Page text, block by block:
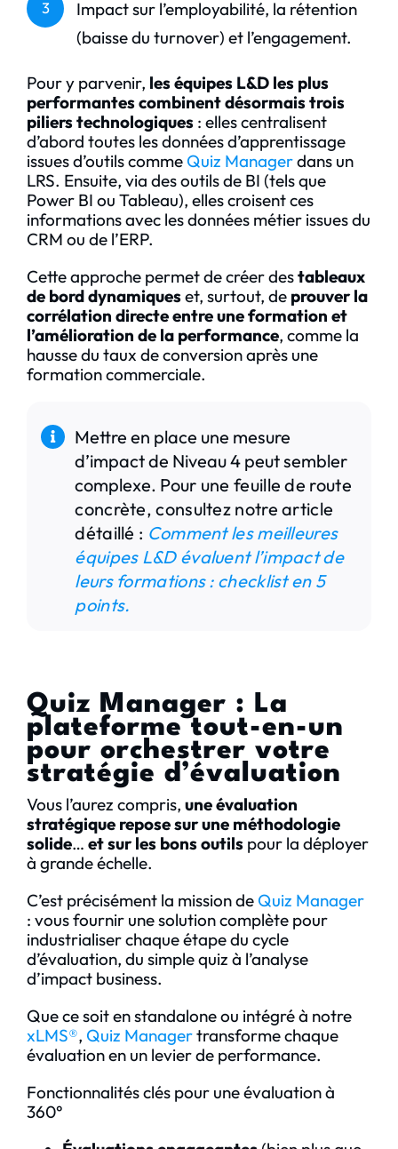
3
Impact sur l’employabilité, la rétention
(baisse du turnover) et l’engagement.
Pour y parvenir, les équipes L&D les plus
performantes combinent désormais trois
piliers technologiques: elles centralisent
d’abord toutes les données d’apprentissage
issues d’outils comme Quiz Managerdans un
LRS. Ensuite, via des outils de BI (tels que
Power BI ou Tableau), elles croisent ces
informations avec les données métier issues du
CRM ou de l’ERP.
Cette approche permet de créer destableaux
de bord dynamiqueset, surtout, de prouver la
corrélation directe entre une formation et
l’amélioration de la performance, comme la
hausse du taux de conversion après une
formation commerciale.
Mettre en place une mesure
d’impact de Niveau 4 peut sembler
complexe. Pour une feuille de route
concrète, consultez notre article
détaillé : Comment les meilleures
équipes L&D évaluent l’impact de
leurs formations : checklist en 5
points.
Quiz Manager : La
plateforme tout-en-un
pour orchestrer votre
stratégie d’évaluation
Vous l’aurez compris, une évaluation
stratégique repose sur une méthodologie
solide… et sur les bons outilspour la déployer
à grande échelle.
C’est précisément la mission de Quiz Manager
: vous fournir une solution complète pour
industrialiser chaque étape du cycle
d’évaluation, du simple quiz à l’analyse
d’impact business.
Que ce soit en standalone ou intégré à notre
xLMS®, Quiz Managertransforme chaque
évaluation en un levier de performance.
Fonctionnalités clés pour une évaluation à
360°